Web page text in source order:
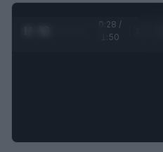
0:29 /
1:50